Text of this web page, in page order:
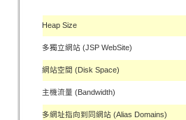
Heap Size
多獨立網站 (JSP WebSite)
網站空間 (Disk Space)
主機流量 (Bandwidth)
多網址指向到同網站 (Alias Domains)